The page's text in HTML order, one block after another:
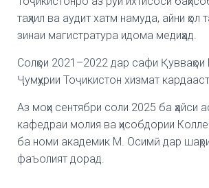
таҳлил ва аудит хатм намуда, айни ҳол
зинаи магистратура идома медиҳад.
Солҳои 2021–2022 дар сафи Қувваҳои
Ҷумҳурии Тоҷикистон хизмат
Аз моҳи сентябри соли 2025 ба ҳайси
кафедраи молия ва ҳисобдории
ба номи академик М. Осимӣ дар
фаъолият дорад.